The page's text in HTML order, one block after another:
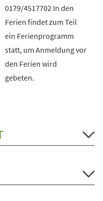
0179/4517702 In den
Ferien findet zum Teil
ein Ferienprogramm
statt, um Anmeldung vor
den Ferien wird
gebeten.